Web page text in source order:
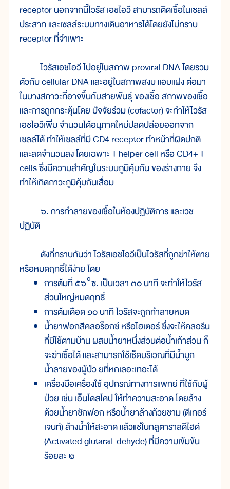
receptor นอกจากนี้ไวรัส เอชไอวี สามารถติดเชื้อในเซลล์
ประสาท และเซลล์ระบบทางเดินอาหารได้โดยยังไม่ทราบ
receptor ที่จำเพาะ
ไวรัสเอชไอวี ไปอยู่ในสภาพ proviral DNA โดยรวม
ตัวกับ cellular DNA และอยู่ในสภาพสงบ แอบแฝง ต่อมา
ในบางสภาวะที่อาจขึ้นกับสายพันธุ์ ของเชื้อ สภาพของเชื้อ
และการถูกกระตุ้นโดย ปัจจัยร่วม (cofactor) จะทำให้ไวรัส
เอชไอวีเพิ่ม จำนวนได้อนุภาคใหม่ปลดปล่อยออกจาก
เซลล์ได้ ทำให้เซลล์ที่มี CD4 receptor ทำหน้าที่ผิดปกติ
และลดจำนวนลง โดยเฉพาะ T helper cell หรือ CD4+T
cells ซึ่งมีความสำคัญในระบบภูมิคุ้มกัน ของร่างกาย จึง
ทำให้เกิดภาวะภูมิคุ้มกันเสื่อม
๖. การทำลายของเชื้อในห้องปฏิบัติการ และเวช
ปฏิบัติ
ดังที่ทราบกันว่า ไวรัสเอชไอวีเป็นไวรัสที่ถูกฆ่าให้ตาย
หรือหมดฤทธิ์ได้ง่าย โดย
การต้มที่ ๕๖°ซ. เป็นเวลา ๓๐ นาที จะทำให้ไวรัส
ส่วนใหญ่หมดฤทธิ์
การต้มเดือด ๑๐ นาที ไวรัสจะถูกทำลายหมด
น้ำยาฟอกสีคลอร็อกซ์ หรือไฮเตอร์ ซึ่งจะให้คลอรีน
ที่มีใช้ตามบ้าน ผสมน้ำยาหนึ่งส่วนต่อน้ำเก้าส่วน ก็
จะฆ่าเชื้อได้ และสามารถใช้เช็ดบริเวณที่มีน้ำมูก
น้ำลายของผู้ป่ว ยที่หกเลอะเทอะได้
เครื่องมือเครื่องใช้ อุปกรณ์ทางการแพทย์ ที่ใช้กับผู้
ป่วย เช่น เอ็นโดสโคป ให้ทำความสะอาด โดยล้าง
ด้วยน้ำยาซักฟอก หรือน้ำยาล้างถ้วยชาม (ดีเทอร์
เจนท์) ล้างน้ำให้สะอาด แล้วแช่ในกลูตาราลดีไฮด์
(Activated glutaral-dehyde) ที่มีความเข้มข้น
ร้อยละ ๒